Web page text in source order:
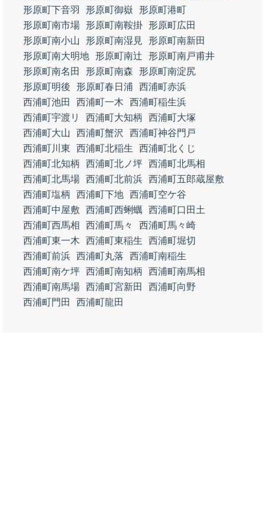
形原町下音羽
形原町御嶽
形原町港町
形原町南市場 形原町南鞍掛 形原町広田
形原町南小山
形原町南湿見
形原町南新田
形原町南大明地 形原町南辻
形原町南戸甫井
形原町南名田
形原町南森
形原町南淀尻
形原町明後
形原町春日浦
西浦町赤浜
西浦町池田
西浦町一木
西浦町稲生浜
西浦町宇渡リ
西浦町大知柄
西浦町大塚
西浦町大山
西浦町蟹沢
西浦町神谷門戸
西浦町川東
西浦町北稲生
西浦町北くじ
西浦町北知柄
西浦町北ノ坪 西浦町北馬相
西浦町北馬場 西浦町北前浜 西浦町五郎蔵屋敷
西浦町塩柄
西浦町下地 西浦町空ケ谷
西浦町中屋敷
西浦町西蜊蠣
西浦町口田土
西浦町西馬相
西浦町馬々
西浦町馬々崎
西浦町東一木
西浦町東稲生
西浦町堀切
西浦町前浜 西浦町丸落
西浦町南稲生
西浦町南ケ坪 西浦町南知柄
西浦町南馬相
西浦町南馬場 西浦町宮新田
西浦町向野
西浦町門田
西浦町龍田